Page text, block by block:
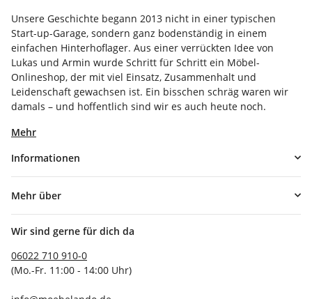
Unsere Geschichte begann 2013 nicht in einer typischen
Start-up-Garage, sondern ganz bodenständig in einem
einfachen Hinterhoflager. Aus einer verrückten Idee von
Lukas und Armin wurde Schritt für Schritt ein Möbel-
Onlineshop, der mit viel Einsatz, Zusammenhalt und
Leidenschaft gewachsen ist. Ein bisschen schräg waren wir
damals – und hoffentlich sind wir es auch heute noch.
Mehr
Informationen
Mehr über
Wir sind gerne für dich da
06022 710 910-0
(Mo.-Fr. 11:00 - 14:00 Uhr)